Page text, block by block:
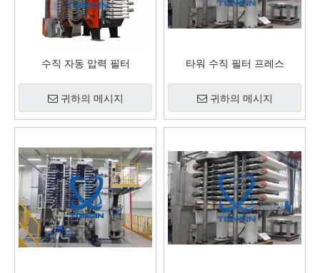
수직 자동 압력 필터
귀하의 메시지
타워 수직 필터 프레스
귀하의 메시지